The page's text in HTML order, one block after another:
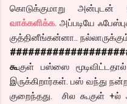
கொடுக்குமாறு
வாக்களிக்க. அப்படியே
குத்தினீங்கன்னா..
கூகுள் பஸ்ஸை
இருக்கிறார்கள். பஸ் வந்து
குறைந்தது. சில கூகுள் +ல்